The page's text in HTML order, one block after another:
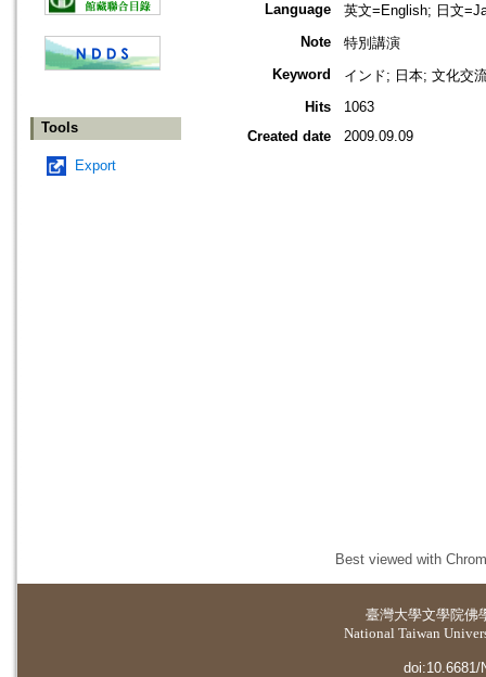
Tools
Export
Language
英文=English; 日文
Note
特別講演
Keyword
インド; 日本; 文化交
Hits
1063
Created date
2009.09.09
Best viewed with
臺灣大學文學院佛
National Taiwan
doi:10.6681/